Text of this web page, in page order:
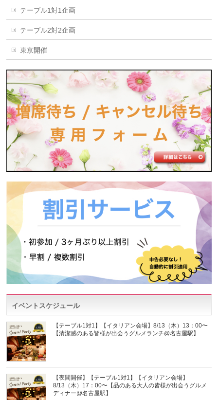
テーブル1対1企画
テーブル2対2企画
東京開催
イベントスケジュール
【テーブル1対1】【イタリアン会場】8/13（木）13：00〜
【清潔感のある皆様が出会うグルメランチ@名古屋駅】
【夜間開催】【テーブル1対1】【イタリアン会場】
8/13（木）17：00〜【品のある大人の皆様が出会うグルメ
ディナー@名古屋駅】